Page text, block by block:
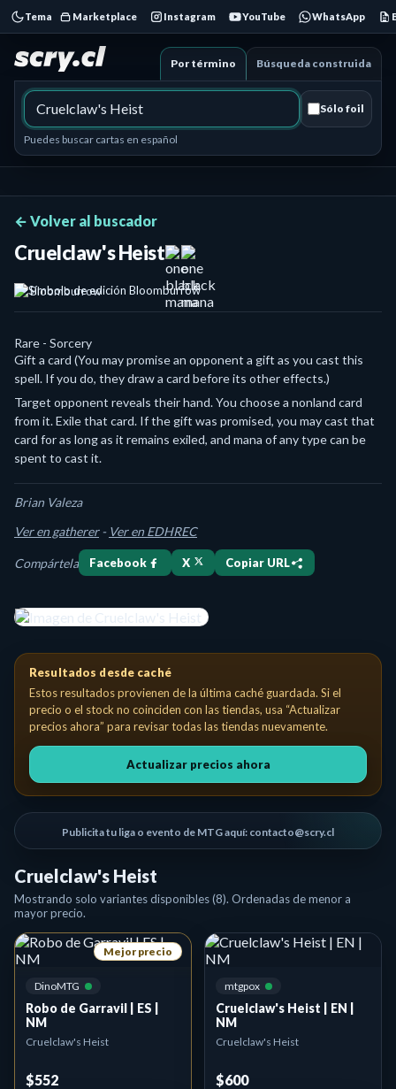
Por término Búsqueda construida
Sólo foil
Puedes buscar cartas en español
Tema Marketplace Instagram YouTube WhatsApp
← Volver al buscador
Cruelclaw's Heist
Bloomburrow
Rare - Sorcery
Gift a card (You may promise an opponent a gift as you cast this
spell. If you do, they draw a card before its other effects.)
Target opponent reveals their hand. You choose a nonland card
from it. Exile that card. If the gift was promised, you may cast that
card for as long as it remains exiled, and mana of any type can be
spent to cast it.
Brian Valeza
Ver en gatherer- Ver en EDHREC
Compártela Facebook X Copiar URL
Resultados desde caché
Estos resultados provienen de la última caché guardada. Si el
precio o el stock no coinciden con las tiendas, usa “Actualizar
precios ahora” para revisar todas las tiendas nuevamente.
Actualizar precios ahora
Publicita tu liga o evento de MTG aquí: contacto@scry.cl
Cruelclaw's Heist
Mostrando solo variantes disponibles (8). Ordenadas de menor a
mayor precio.
Mejor precio
DinoMTG
Robo de Garravil | ES |
NM
Cruelclaw's Heist
$552
mtgpox
Cruelclaw's Heist | EN |
NM
Cruelclaw's Heist
$600